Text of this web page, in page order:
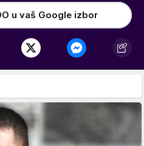
u vaš Google izbor